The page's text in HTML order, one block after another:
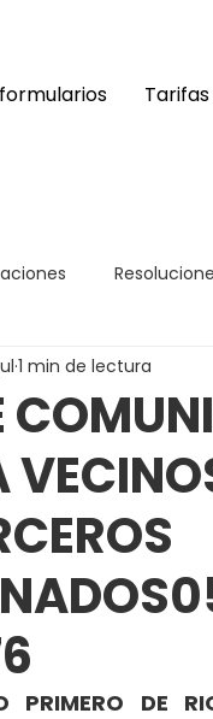
1 min de lectura
PRIMERO DE